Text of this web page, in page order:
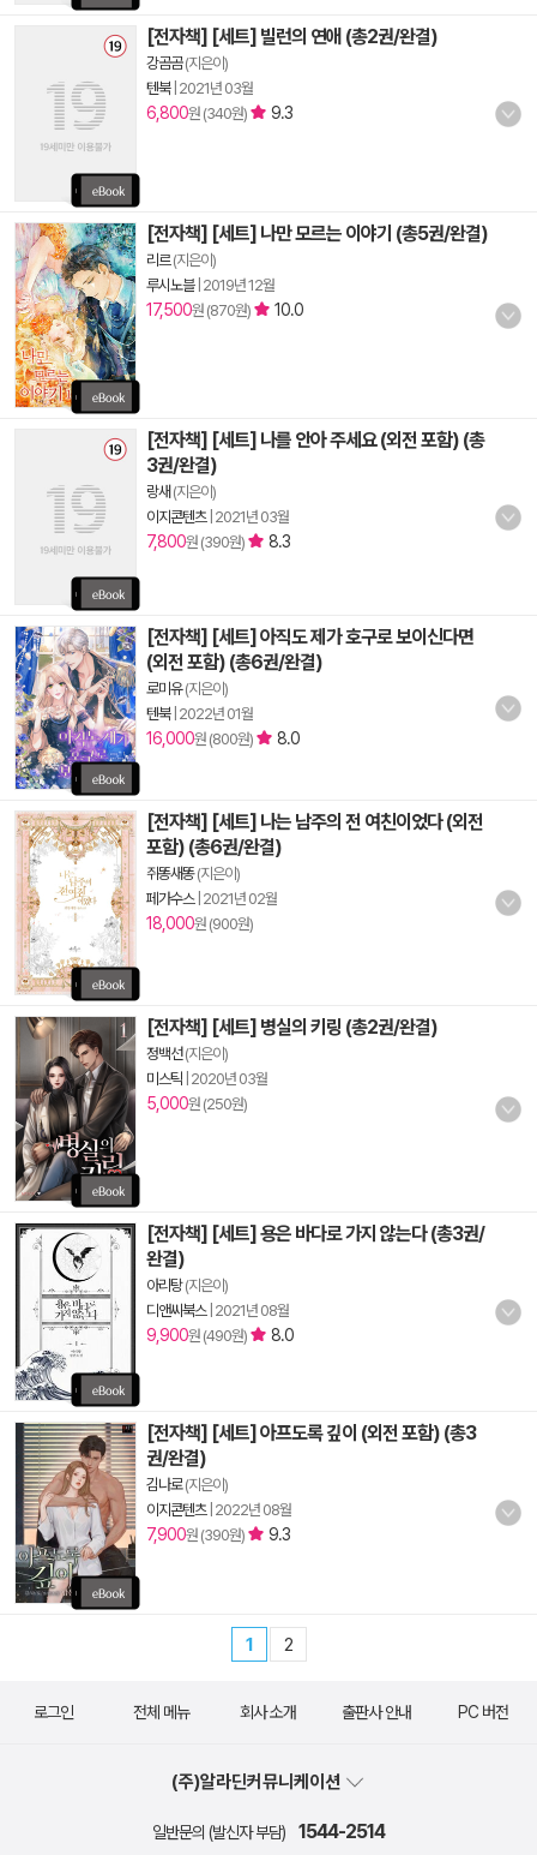
[전자책] [세트] 빌런의 연애 (총2권/완결)
강곰곰(지은이)
텐북| 2021년 03월
6,800원 (340원) 9.3
[전자책] [세트] 나만 모르는 이야기 (총5권/완결)
리르(지은이)
루시노블| 2019년 12월
17,500원 (870원) 10.0
[전자책] [세트] 나를 안아 주세요 (외전 포함) (총
3권/완결)
랑새 (지은이)
이지콘텐츠| 2021년 03월
7,800원 (390원) 8.3
[전자책] [세트] 아직도 제가 호구로 보이신다면
(외전 포함) (총6권/완결)
로미유(지은이)
텐북| 2022년 01월
16,000원 (800원) 8.0
[전자책] [세트] 나는 남주의 전 여친이었다 (외전
포함) (총6권/완결)
쥐똥새똥(지은이)
페가수스| 2021년 02월
18,000원 (900원)
[전자책] [세트] 병실의 키링 (총2권/완결)
정백선(지은이)
미스틱 2020년 03월
5,000원 (250원)
[전자책] [세트] 용은 바다로 가지 않는다 (총3권/
완결)
아리탕(지은이)
디앤씨북스| 2021년 08월
9,900원 (490원) 8.0
[전자책] [세트] 아프도록 깊이 (외전 포함) (총3
권/완결)
김나로(지은이)
이지콘텐츠| 2022년 08월
7,900원 (390원) 9.3
1 2
로그인 전체 메뉴 회사 소개 출판사 안내 PC 버전
(주)알라딘커뮤니케이션
일반문의 (발신자 부담) 1544-2514